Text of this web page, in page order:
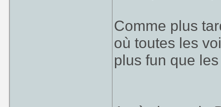
Comme plus
où toutes les
plus fun que